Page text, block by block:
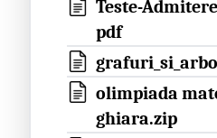
Teste-
pdf
olimpiada
ghiara.zip